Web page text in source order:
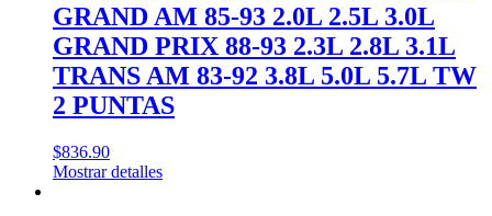
GRAND AM 85-93 2.0L 2.5L 3.0L
GRAND PRIX 88-93 2.3L 2.8L 3.1L
TRANS AM 83-92 3.8L 5.0L 5.7L TW
2 PUNTAS
$836.90
Mostrar detalles